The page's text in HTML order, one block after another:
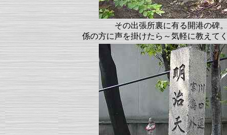
その出張所裏に有る開港の碑
係の方に声を掛けたら～気軽に教えて